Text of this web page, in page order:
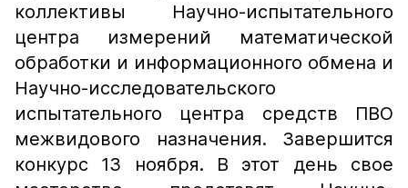
коллективы Научно-испытательного
центра измерений математической
обработки и информационного обмена и
Научно-исследовательского
испытательного центра средств ПВО
межвидового назначения. Завершится
конкурс 13 ноября. В этот день свое